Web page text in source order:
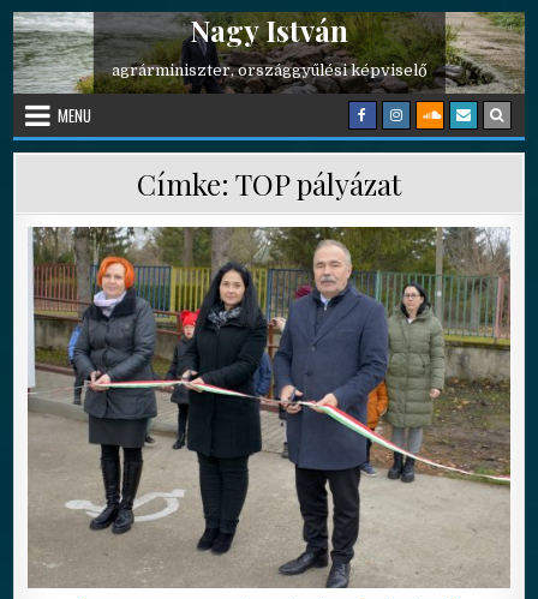
Skip to content Nagy István
agrárminiszter, országgyűlési képviselő
MENU
Címke: TOP pályázat